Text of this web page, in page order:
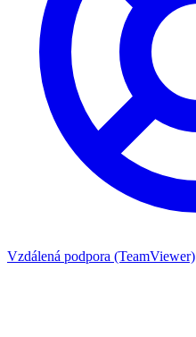
Vzdálená podpora (TeamViewer)